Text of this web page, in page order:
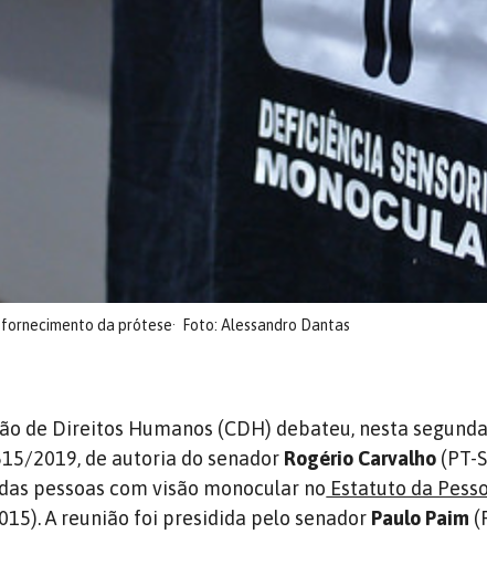
da prótese Foto: Alessandro Dantas
de Direitos Humanos (CDH) debateu, nesta
2019, de autoria do senador Rogério Carvalho (PT-
pessoas com visão monocular no Estatuto da
A reunião foi presidida pelo senador Paulo Paim